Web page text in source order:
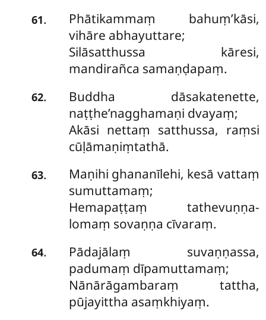
61.
Phātikammaṃ bahuṃ’kāsi,
vihāre abhayuttare;
Silāsatthussa kāresi,
mandirañca samaṇḍapaṃ.
62.
Buddha dāsakatenette,
naṭṭhe’nagghamaṇi dvayaṃ;
Akāsi nettaṃ satthussa, raṃsi
cūḷāmaṇiṃtathā.
63.
Maṇihi ghananīlehi, kesā vattaṃ
sumuttamaṃ;
Hemapaṭṭaṃ tathevuṇṇa-
lomaṃ sovaṇṇa cīvaraṃ.
64.
Pādajālaṃ suvaṇṇassa,
padumaṃ dīpamuttamaṃ;
Nānārāgambaraṃ tattha,
pūjayittha asaṃkhiyaṃ.